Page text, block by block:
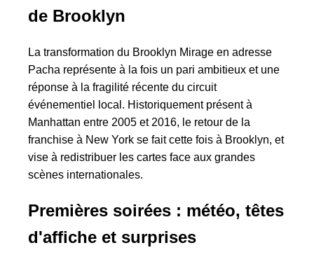
de Brooklyn
La transformation du Brooklyn Mirage en adresse
Pacha représente à la fois un pari ambitieux et une
réponse à la fragilité récente du circuit
événementiel local. Historiquement présent à
Manhattan entre 2005 et 2016, le retour de la
franchise à New York se fait cette fois à Brooklyn, et
vise à redistribuer les cartes face aux grandes
scènes internationales.
Premières soirées : météo, têtes
d'affiche et surprises